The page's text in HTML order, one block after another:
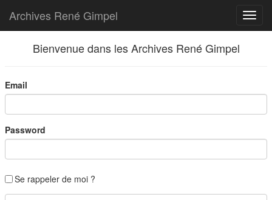
Archives René Gimpel
Bienvenue dans les Archives René Gimpel
Email
Password
Se rappeler de moi ?